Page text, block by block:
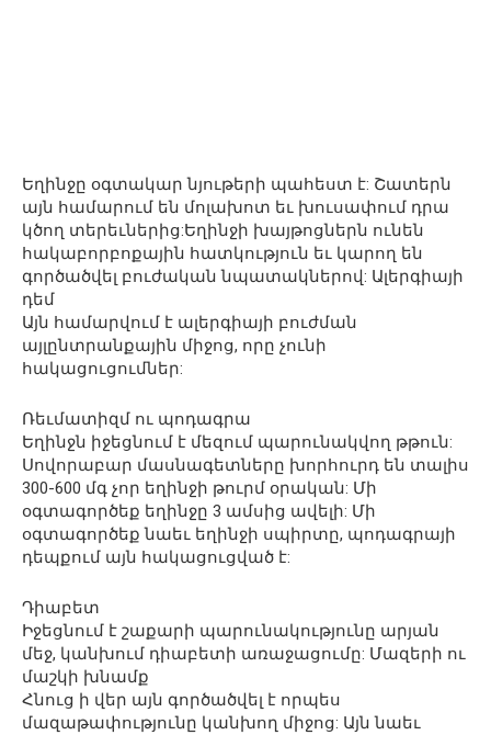
Եղինջը օգտակար նյութերի պահեստ է: Շատերն
այն համարում են մոլախոտ եւ խուսափում դրա
կծող տերեւներից:Եղինջի խայթոցներն ունեն
հակաբորբոքային հատկություն եւ կարող են
գործածվել բուժական նպատակներով: Ալերգիայի
դեմ
Այն համարվում է ալերգիայի բուժման
այլընտրանքային միջոց, որը չունի
հակացուցումներ:
Ռեւմատիզմ ու պոդագրա
Եղինջն իջեցնում է մեզում պարունակվող թթուն:
Սովորաբար մասնագետները խորհուրդ են տալիս
300-600 մգ չոր եղինջի թուրմ օրական: Մի
օգտագործեք եղինջը 3 ամսից ավելի: Մի
օգտագործեք նաեւ եղինջի սպիրտը, պոդագրայի
դեպքում այն հակացուցված է:
Դիաբետ
Իջեցնում է շաքարի պարունակությունը արյան
մեջ, կանխում դիաբետի առաջացումը: Մազերի ու
մաշկի խնամք
Հնուց ի վեր այն գործածվել է որպես
մազաթափությունը կանխող միջոց: Այն նաեւ